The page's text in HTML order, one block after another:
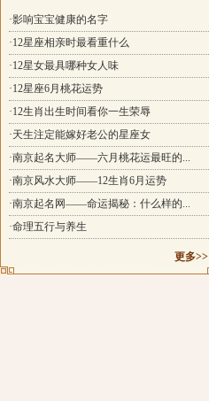
·影响宝宝健康的名字
·12星座相亲时最看重什么
·12星女最具哪种女人味
·12星座6月桃花运势
·12生肖出生时间看你一生荣辱
·天生注定能嫁好老公的星座女
·南京起名大师——六月桃花运最旺的...
·南京风水大师——12生肖6月运势
·南京起名网——命运揭秘：什么样的...
·命理五行与养生
更多>>